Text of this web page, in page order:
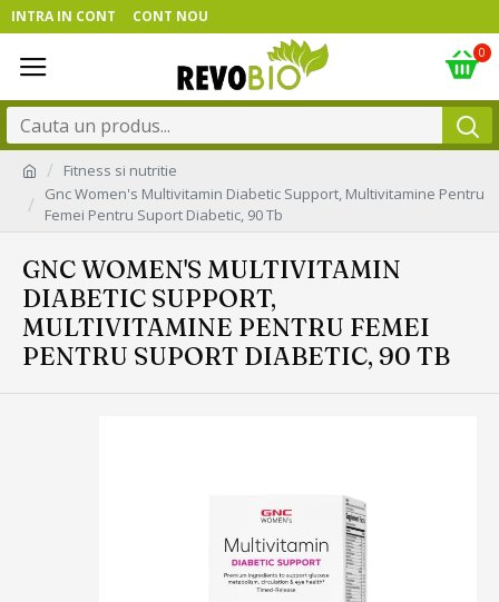
INTRA IN CONT CONT NOU
0
Fitness si nutritie
Gnc Women's Multivitamin Diabetic Support, Multivitamine Pentru
Femei Pentru Suport Diabetic, 90 Tb
GNC WOMEN'S MULTIVITAMIN
DIABETIC SUPPORT,
MULTIVITAMINE PENTRU FEMEI
PENTRU SUPORT DIABETIC, 90 TB